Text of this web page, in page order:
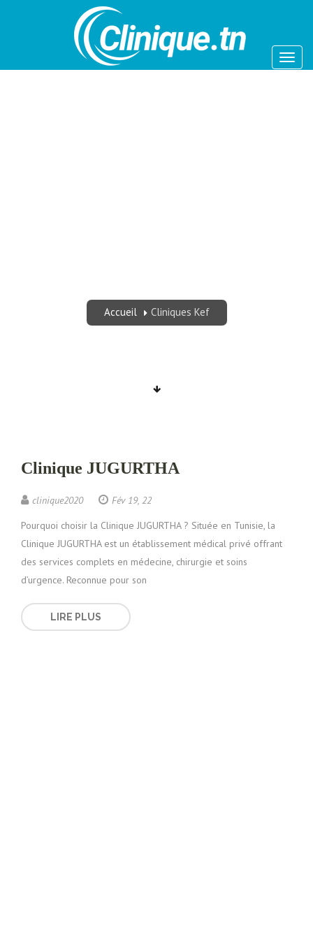
Accueil Cliniques Kef
Clinique JUGURTHA
clinique2020
Fév 19, 22
Pourquoi choisir la Clinique JUGURTHA ? Située en Tunisie, la
Clinique JUGURTHA est un établissement médical privé offrant
des services complets en médecine, chirurgie et soins
d’urgence. Reconnue pour son
LIRE PLUS